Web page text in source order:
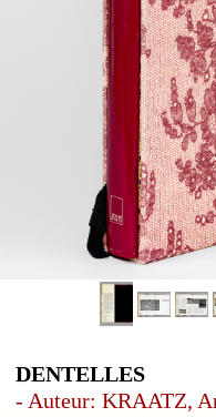
DENTELLES
- Auteur: KRAATZ,